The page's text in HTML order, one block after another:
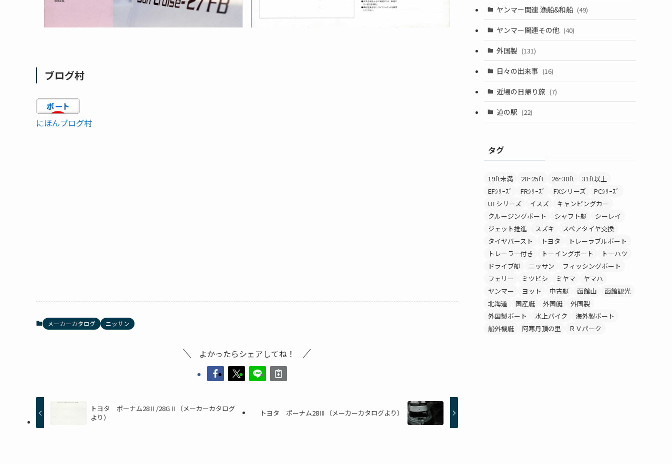
ブログ村
にほんブログ村
メーカーカタログ ニッサン
よかったらシェアしてね！
トヨタ ポーナム28Ⅱ/28GⅡ（メーカーカタログ
より）
トヨタ ポーナム28Ⅲ（メーカーカタログより）
ヤンマー関連 漁船&和船 (49)
ヤンマー関連その他 (40)
外国製 (131)
日々の出来事 (16)
近場の日帰り旅 (7)
道の駅 (22)
タグ
19ft未満 20~25ft 26~30ft
31ft以上
EFｼﾘｰｽﾞ
FRｼﾘｰｽﾞ FXシリーズ
PCｼﾘｰｽﾞ
UFシリーズ
イスズ
キャンピングカー
クルージングボート
シャフト艇
シーレイ
ジェット推進
スズキ
スペアタイヤ交換
タイヤバースト
トヨタ
トレーラブルボート
トレーラー付き
トーイングボート
トーハツ
ドライブ艇
ニッサン
フィッシングボート
フェリー
ミツビシ ミヤマ
ヤマハ
ヤンマー
ヨット 中古艇 函館山
函館観光
北海道
国産艇 外国艇
外国製
外国製ボート
水上バイク
海外製ボート
船外機艇
阿寒丹頂の里 ＲＶパーク